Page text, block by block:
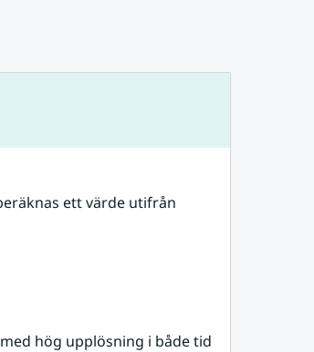
ett värde utifrån
hög upplösning i både tid